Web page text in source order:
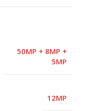
50MP + 8MP +
5MP
12MP